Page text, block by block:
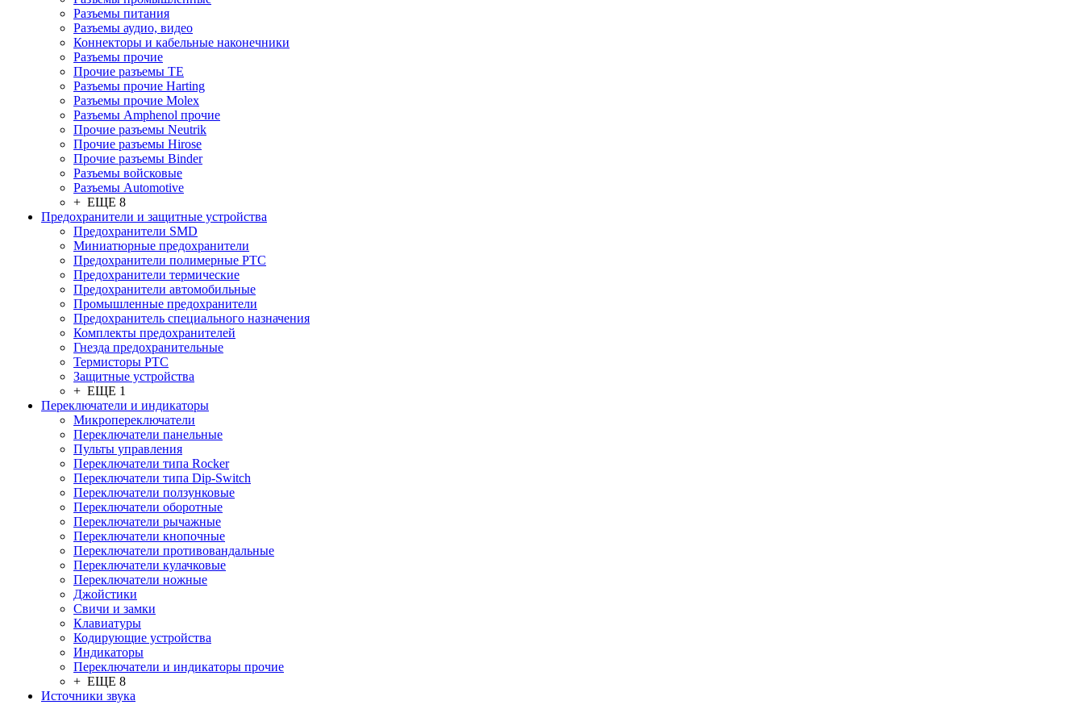
Разъeмы питания
Разъeмы аудио, видео
Коннекторы и кабельные наконечники
Разъeмы прочие
Прочие разъемы TE
Разъемы прочие Harting
Разъемы прочие Molex
Разъемы Amphenol прочие
Прочие разъемы Neutrik
Прочие разъемы Hirose
Прочие разъемы Binder
Разъемы войсковые
Разъeмы Automotive
+ ЕЩЕ 8
Предохранители и защитные устройства
Предохранители SMD
Миниатюрные предохранители
Предохранители полимерные PTC
Предохранители термические
Предохранители автомобильные
Промышленные предохранители
Предохранитель специального назначения
Комплекты предохранителей
Гнезда предохранительные
Термисторы PTC
Защитные устройства
+ ЕЩЕ 1
Переключатели и индикаторы
Микропереключатели
Переключатели панельные
Пульты управления
Переключатели типа Rocker
Переключатели типа Dip-Switch
Переключатели ползунковые
Переключатели оборотные
Переключатели рычажные
Переключатели кнопочные
Переключатели противовандальные
Переключатели кулачковые
Переключатели ножные
Джойстики
Свичи и замки
Клавиатуры
Кодирующие устройства
Индикаторы
Переключатели и индикаторы прочие
+ ЕЩЕ 8
Источники звука